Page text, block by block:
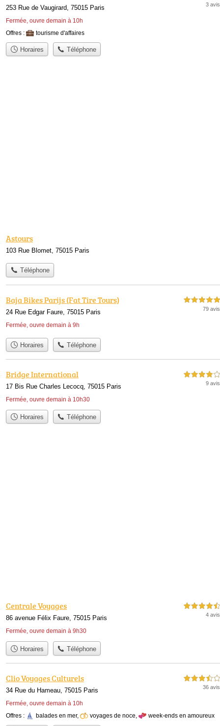
253 Rue de Vaugirard, 75015 Paris
Fermée, ouvre demain à 10h
3 avis
Offres : tourisme d'affaires
Horaires Téléphone
Astours
103 Rue Blomet, 75015 Paris
Téléphone
Baja Bikes Parijs (Fat Tire Tours)
24 Rue Edgar Faure, 75015 Paris
Fermée, ouvre demain à 9h
5,0 étoiles sur 5
79 avis
Horaires Téléphone
Bridge International
17 Bis Rue Charles Lecocq, 75015 Paris
Fermée, ouvre demain à 10h30
4,0 étoiles sur 5
9 avis
Horaires Téléphone
Centrale Voyages
86 avenue Félix Faure, 75015 Paris
Fermée, ouvre demain à 9h30
4,5 étoiles sur 5
4 avis
Horaires Téléphone
Clio Voyages Culturels
34 Rue du Hameau, 75015 Paris
Fermée, ouvre demain à 10h
3,5 étoiles sur 5
36 avis
Offres : balades en mer, voyages de noce week-ends en amoureux